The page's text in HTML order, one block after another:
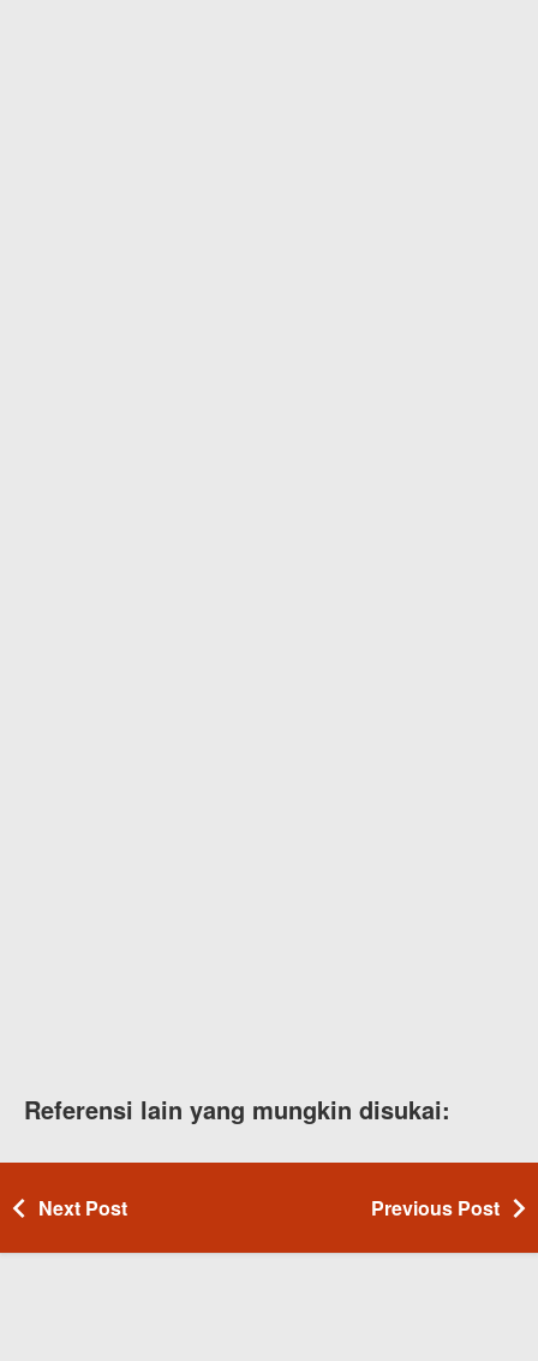
Referensi lain yang mungkin disukai:
Next Post Previous Post